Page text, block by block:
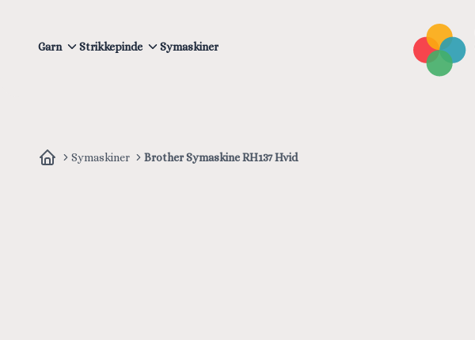
Garn Strikkepinde
Symaskiner
Symaskiner Brother Symaskine RH137 Hvid